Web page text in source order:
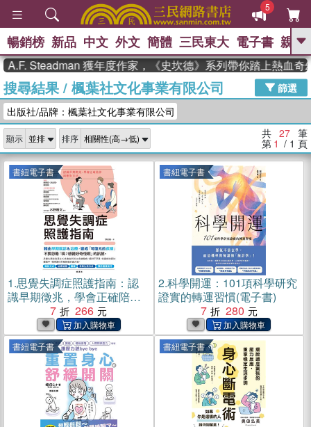
5
GO
熱搜： 東野圭吾 、 高希均教授回憶錄
、 The Odyssey 、 父親節 、 如果歷
史是一群喵
獎 臺灣漫遊錄 、 方念華 、 台灣的李
登輝時代
數學女孩：黎曼猜想 、
偉大的迷走神經
暢銷榜 新品 中文 外文 簡體 三民東大 電子書 親子
Steadman 獲年度作家，《史坎德》系列帶你踏上熱血奇幻旅
搜尋結果/ 楓葉社文化事業有限公司
篩選
出版社/品牌：楓葉社文化事業有限公司
顯示 排序 共 27 筆
第 1 / 1 頁
書紐電子書
1.思覺失調症照護指南：認
識早期徵兆，學會正確陪伴
與應對方法(電子書)
7 266
書紐電子書
2.科學開運：101項科學研究
證實的轉運習慣(電子書)
7
280
書紐電子書 書紐電子書